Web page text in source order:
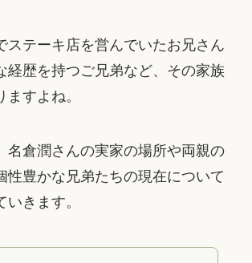
ステーキ店を営んでいたお兄さん
経歴を持つご兄弟など、その家族
すよね。
名倉潤さんの実家の場所や両親の
性豊かな兄弟たちの現在について
きます。